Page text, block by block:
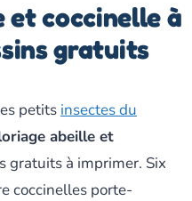
et coccinelle à
gratuits
petits insectes du
abeille et
gratuits à imprimer. Six
coccinelles porte-